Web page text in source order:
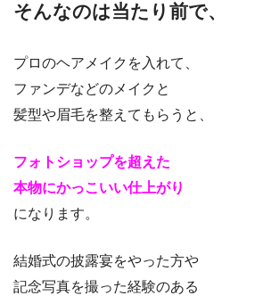
そんなのは当たり前で、
プロのヘアメイクを入れて、
ファンデなどのメイクと
髪型や眉毛を整えてもらうと、
フォトショップを超えた
本物にかっこいい仕上がり
になります。
結婚式の披露宴をやった方や
記念写真を撮った経験のある